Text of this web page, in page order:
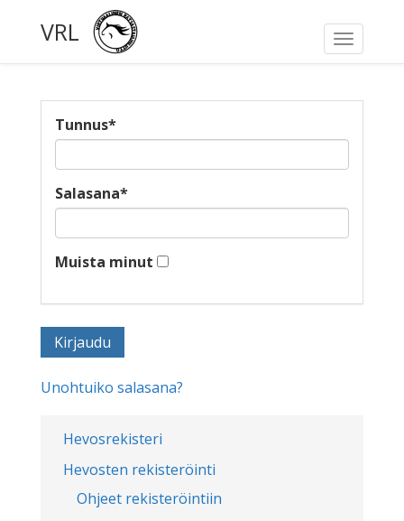
Toggle
VRL
Hevosrekisteri
Hevosten rekisteröinti
Ohjeet rekisteröintiin
Tunnus*
Salasana*
Muista minut
Unohtuiko salasana?